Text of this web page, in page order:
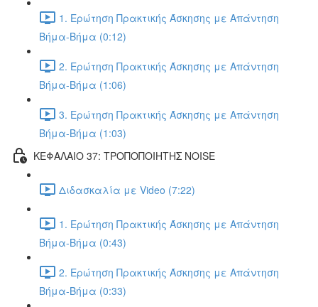
1. Ερώτηση Πρακτικής Άσκησης με Απάντηση
Βήμα-Βήμα (0:12)
2. Ερώτηση Πρακτικής Άσκησης με Απάντηση
Βήμα-Βήμα (1:06)
3. Ερώτηση Πρακτικής Άσκησης με Απάντηση
Βήμα-Βήμα (1:03)
ΚΕΦΑΛΑΙΟ 37: ΤΡΟΠΟΠΟΙΗΤΗΣ NOISE
Διδασκαλία με Video (7:22)
1. Ερώτηση Πρακτικής Άσκησης με Απάντηση
Βήμα-Βήμα (0:43)
2. Ερώτηση Πρακτικής Άσκησης με Απάντηση
Βήμα-Βήμα (0:33)